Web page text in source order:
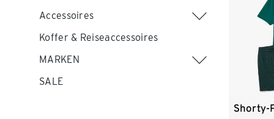
Accessoires
Koffer & Reiseaccessoires
MARKEN
SALE
Shorty-